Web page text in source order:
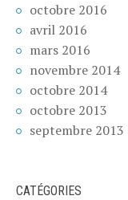
octobre 2016
avril 2016
mars 2016
novembre 2014
octobre 2014
octobre 2013
septembre 2013
CATÉGORIES